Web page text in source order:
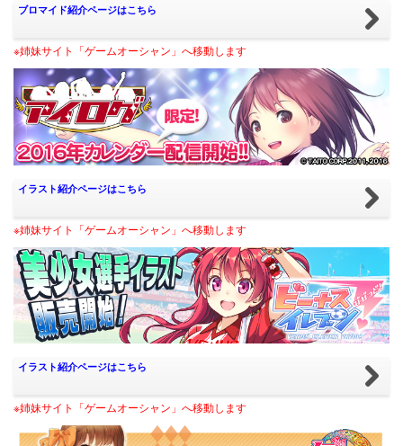
ブロマイド紹介ページはこちら
※姉妹サイト「ゲームオーシャン」へ移動します
イラスト紹介ページはこちら
※姉妹サイト「ゲームオーシャン」へ移動します
イラスト紹介ページはこちら
※姉妹サイト「ゲームオーシャン」へ移動します